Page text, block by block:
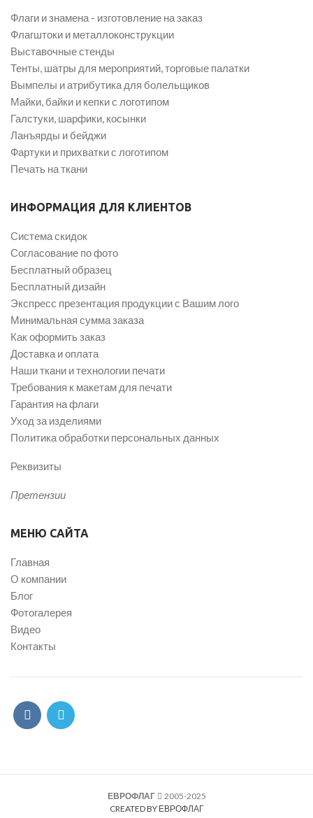
Флаги и знамена - изготовление на заказ
Флагштоки и металлоконструкции
Выставочные стенды
Тенты, шатры для мероприятий, торговые палатки
Вымпелы и атрибутика для болельщиков
Майки, байки и кепки с логотипом
Галстуки, шарфики, косынки
Ланъярды и бейджи
Фартуки и прихватки с логотипом
Печать на ткани
ИНФОРМАЦИЯ ДЛЯ КЛИЕНТОВ
Система скидок
Согласование по фото
Бесплатный образец
Бесплатный дизайн
Экспресс презентация продукции с Вашим лого
Минимальная сумма заказа
Как оформить заказ
Доставка и оплата
Наши ткани и технологии печати
Требования к макетам для печати
Гарантия на флаги
Уход за изделиями
Политика обработки персональных данных
Реквизиты
Претензии
МЕНЮ САЙТА
Главная
О компании
Блог
Фотогалерея
Видео
Контакты
ЕВРОФЛАГ
2005-2025
CREATED BY ЕВРОФЛАГ